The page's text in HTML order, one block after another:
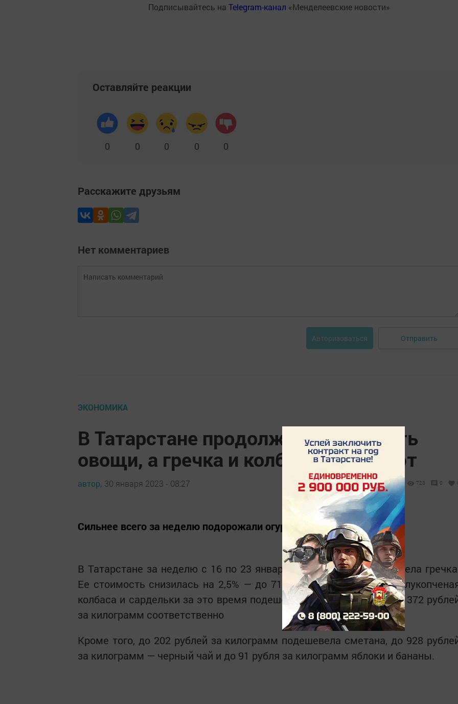
Подписывайтесь на Telegram-канал «Менделеевские новости»
Оставляйте реакции
0 0 0 0 0
Расскажите друзьям
Нет комментариев
Авторизоваться Отправить
ЭКОНОМИКА
В Татарстане продолжают дорожать
овощи, а гречка и колбаса дешевеют
автор, 30 января 2023 - 08:27 723 0
Сильнее всего за неделю подорожали огурцы.
В Татарстане за неделю с 16 по 23 января больше всего подешевела
Ее стоимость снизилась на 2,5% — до 71 рубля за килограмм.
колбаса и сардельки за это время подешевели на 1,1% — до 493 и 372
за килограмм соответственно
Кроме того, до 202 рублей за килограмм подешевела сметана, до 928
за килограмм — черный чай и до 91 рубля за килограмм яблоки и бананы.